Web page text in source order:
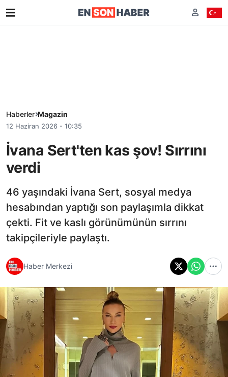
Haberler Magazin
12 Haziran 2026 - 10:35
İvana Sert'ten kas şov! Sırrını
verdi
46 yaşındaki İvana Sert, sosyal medya
hesabından yaptığı son paylaşımla dikkat
çekti. Fit ve kaslı görünümünün sırrını
takipçileriyle paylaştı.
Haber Merkezi